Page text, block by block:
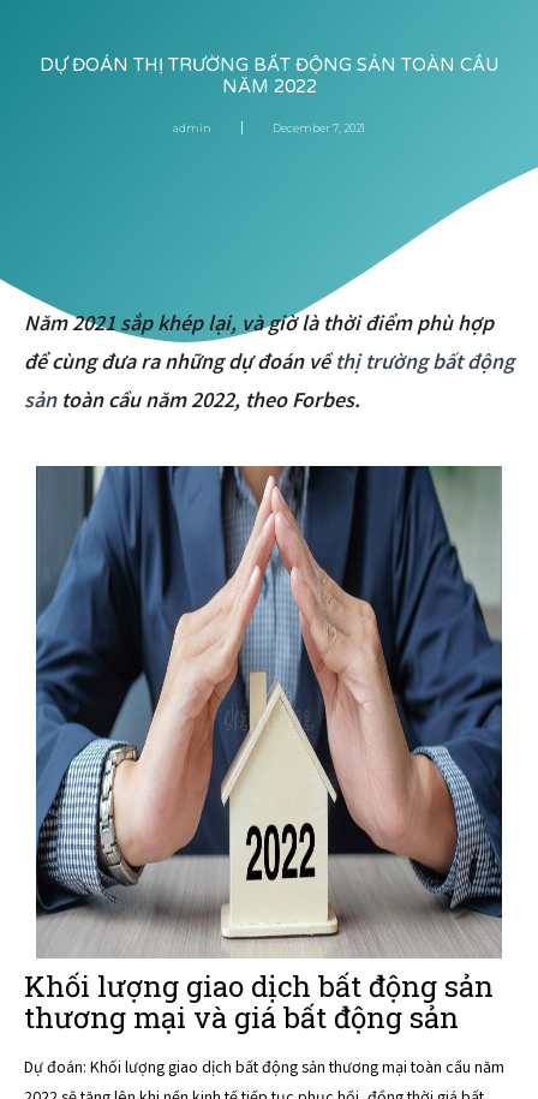
DỰ ĐOÁN THỊ TRƯỜNG BẤT ĐỘNG SẢN TOÀN CẦU
NĂM 2022
admin December 7, 2021
Năm 2021 sắp khép lại, và giờ là thời điểm phù hợp
để cùng đưa ra những dự đoán vềthị trường bất động
sảntoàn cầu năm 2022, theo Forbes.
Khối lượng giao dịch bất động sản
thương mại và giá bất động sản
Dự đoán: Khối lượng giao dịch bất động sản thương mại toàn cầu năm